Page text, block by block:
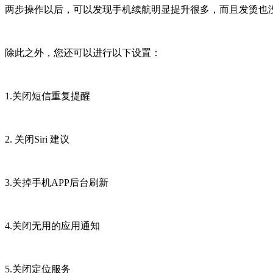
两步操作以后，可以发现手机续航明显提升很多，而且发烫也
除此之外，您还可以进行以下设置：
1.关闭短信重复提醒
2. 关闭Siri 建议
3.关掉手机APP后台刷新
4.关闭无用的应用通知
5.关闭定位服务